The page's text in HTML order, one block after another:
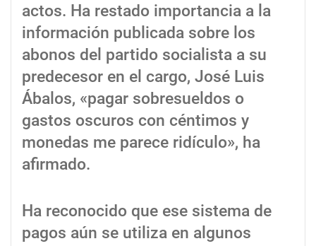
actos. Ha restado importancia a la
información publicada sobre los
abonos del partido socialista a su
predecesor en el cargo, José Luis
Ábalos, «pagar sobresueldos o
gastos oscuros con céntimos y
monedas me parece ridículo», ha
afirmado.
Ha reconocido que ese sistema de
pagos aún se utiliza en algunos